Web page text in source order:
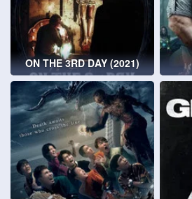
ON THE 3RD DAY (2021)